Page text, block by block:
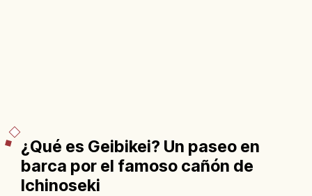
¿Qué es Geibikei? Un paseo en
barca por el famoso cañón de
Ichinoseki